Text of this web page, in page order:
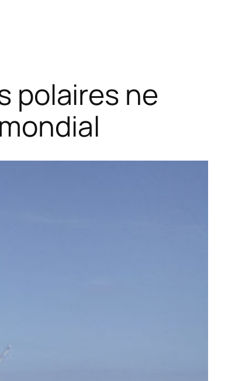
polaires ne